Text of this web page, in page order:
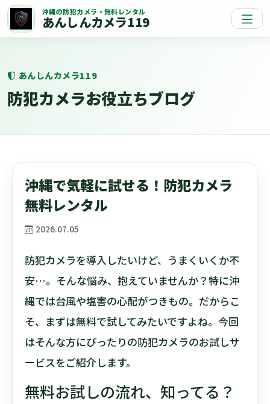
沖縄の防犯カメラ・無料レンタル
あんしんカメラ119
あんしんカメラ119
防犯カメラお役立ちブログ
沖縄で気軽に試せる！防犯カメラ
無料レンタル
2026.07.05
防犯カメラを導入したいけど、うまくいくか不
安…。そんな悩み、抱えていませんか？特に沖
縄では台風や塩害の心配がつきもの。だからこ
そ、まずは無料で試してみたいですよね。今回
はそんな方にぴったりの防犯カメラのお試しサ
ービスをご紹介します。
無料お試しの流れ、知ってる？